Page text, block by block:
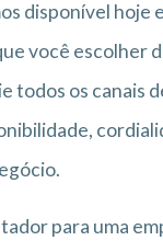
disponível hoje
você escolher
todos os canais
para uma